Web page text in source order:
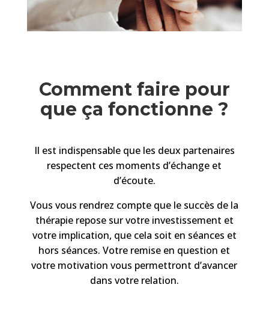
Comment faire pour
que ça fonctionne ?
Il est indispensable que les deux partenaires
respectent ces moments d’échange et
d’écoute.
Vous vous rendrez compte que le succès de la
thérapie repose sur votre investissement et
votre implication, que cela soit en séances et
hors séances. Votre remise en question et
votre motivation vous permettront d’avancer
dans votre relation.